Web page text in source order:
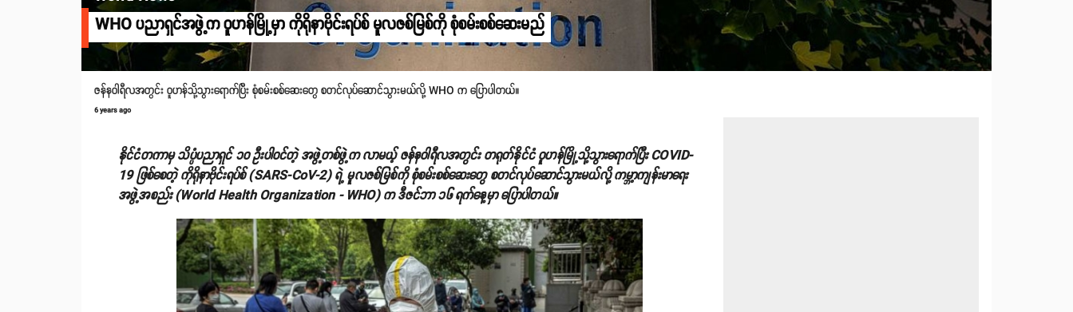
WHO ပညာရှင်အဖွဲ့က ဝူဟန်မြို့မှာ ကိုရိုနာဗိုင်းရပ်စ် မူလဇစ်မြစ်ကို စုံစမ်းစစ်ဆေးမည်
ဇန်နဝါရီလအတွင်း ဝူဟန်သို့သွားရောက်ပြီး စုံစမ်းစစ်ဆေးတွေ စတင်လုပ်ဆောင်သွားမယ်လို့ WHO က ပြောပါတယ်။
6 years ago
နိုင်ငံတကာမှ သိပ္ပံပညာရှင် ၁၀ ဦးပါဝင်တဲ့ အဖွဲ့တစ်ဖွဲ့က လာမယ့် ဇန်နဝါရီလအတွင်း တရုတ်နိုင်ငံ ဝူဟန်မြို့သို့သွားရောက်ပြီး COVID-
19 ဖြစ်စေတဲ့ ကိုရိုနာဗိုင်းရပ်စ် (SARS-CoV-2) ရဲ့ မူလဇစ်မြစ်ကို စုံစမ်းစစ်ဆေးတွေ စတင်လုပ်ဆောင်သွားမယ်လို့ ကမ္ဘာ့ကျန်းမာရေး
အဖွဲ့အစည်း (World Health Organization - WHO) က ဒီဇင်ဘာ ၁၆ ရက်နေ့မှာ ပြောပါတယ်။